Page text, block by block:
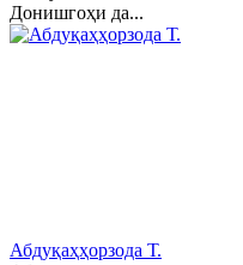
Донишгоҳи да...
Абдуқаҳҳорзода Т.